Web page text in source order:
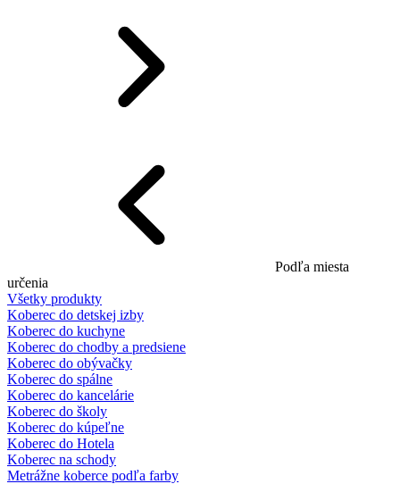
Podľa miesta
určenia
Všetky produkty
Koberec do detskej izby
Koberec do kuchyne
Koberec do chodby a predsiene
Koberec do obývačky
Koberec do spálne
Koberec do kancelárie
Koberec do školy
Koberec do kúpeľne
Koberec do Hotela
Koberec na schody
Metrážne koberce podľa farby